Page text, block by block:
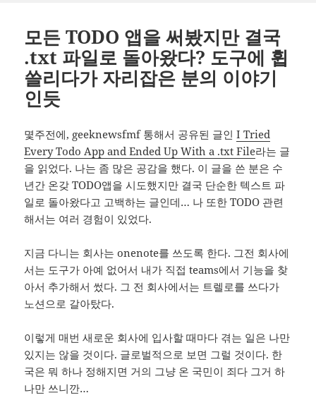
모든 TODO 앱을 써봤지만 결국
.txt 파일로 돌아왔다? 도구에 휩
쓸리다가 자리잡은 분의 이야기
인듯
몇주전에, geeknewsfmf 통해서 공유된 글인I Tried
Every Todo App and Ended Up With a .txt File라는 글
을 읽었다. 나는 좀 많은 공감을 했다. 이 글을 쓴 분은 수
년간 온갖 TODO앱을 시도했지만 결국 단순한 텍스트 파
일로 돌아왔다고 고백하는 글인데… 나 또한 TODO 관련
해서는 여러 경험이 있었다.
지금 다니는 회사는 onenote를 쓰도록 한다. 그전 회사에
서는 도구가 아예 없어서 내가 직접 teams에서 기능을 찾
아서 추가해서 썼다. 그 전 회사에서는 트렐로를 쓰다가
노션으로 갈아탔다.
이렇게 매번 새로운 회사에 입사할 때마다 겪는 일은 나만
있지는 않을 것이다. 글로벌적으로 보면 그럴 것이다. 한
국은 뭐 하나 정해지면 거의 그냥 온 국민이 죄다 그거 하
나만 쓰니깐…